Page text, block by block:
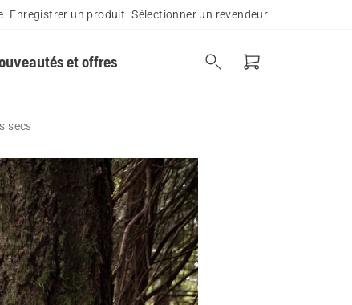
Enregistrer un produit Sélectionner un revendeur
et offres
secs